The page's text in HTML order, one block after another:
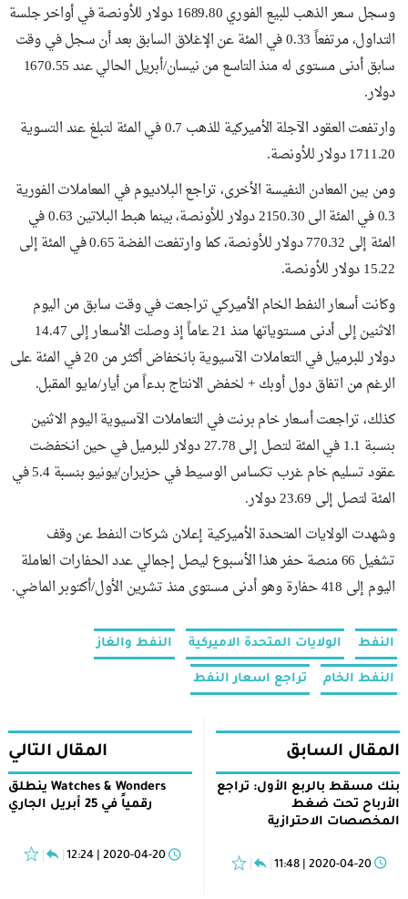
وسجل سعر الذهب للبيع الفوري 1689.80 دولار للأونصة في أواخر جلسة
التداول، مرتفعاً 0.33 في المئة عن الإغلاق السابق بعد أن سجل في وقت
سابق أدنى مستوى له منذ التاسع من نيسان/أبريل الحالي عند 1670.55
دولار.
وارتفعت العقود الآجلة الأميركية للذهب 0.7 في المئة لتبلغ عند التسوية
1711.20 دولار للأونصة.
ومن بين المعادن النفيسة الأخرى، تراجع البلاديوم في المعاملات الفورية
0.3 في المئة الى 2150.30 دولار للأونصة، بينما هبط البلاتين 0.63 في
المئة إلى 770.32 دولار للأونصة، كما وارتفعت الفضة 0.65 في المئة إلى
15.22 دولار للأونصة.
وكانت أسعار النفط الخام الأميركي تراجعت في وقت سابق من اليوم
الاثنين إلى أدنى مستوياتها منذ 21 عاماً إذ وصلت الأسعار إلى 14.47
دولار للبرميل في التعاملات الآسيوية بانخفاض أكثر من 20 في المئة على
الرغم من اتفاق دول أوبك + لخفض الانتاج بدءاً من أيار/مايو المقبل.
كذلك، تراجعت أسعار خام برنت في التعاملات الآسيوية اليوم الاثنين
بنسبة 1.1 في المئة لتصل إلى 27.78 دولار للبرميل في حين انخفضت
عقود تسليم خام غرب تكساس الوسيط في حزيران/يونيو بنسبة 5.4 في
المئة لتصل إلى 23.69 دولار.
وشهدت الولايات المتحدة الأميركية إعلان شركات النفط عن وقف
تشغيل 66 منصة حفر هذا الأسبوع ليصل إجمالي عدد الحفارات العاملة
اليوم إلى 418 حفارة وهو أدنى مستوى منذ تشرين الأول/أكتوبر الماضي.
النفط الولايات المتحدة الاميركية النفط والغاز
النفط الخام تراجع اسعار النفط
المقال السابق
بنك مسقط بالربع الأول: تراجع
الأرباح تحت ضغط
المخصصات الاحترازية
2020-04-20 | 11:48
المقال التالي
Watches & Wonders ينطلق
رقمياً في 25 أبريل الجاري
2020-04-20 | 12:24